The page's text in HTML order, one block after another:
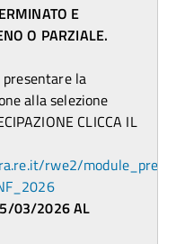
E
O PARZIALE.
la
alla selezione
CLICCA IL
rwe2/
03/2026 AL